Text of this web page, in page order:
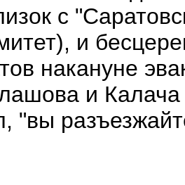
с
и
накануне
и Калача
"вы